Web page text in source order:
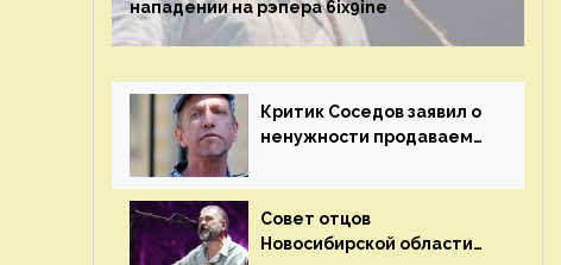
нападении на рэпера 6ix9ine
Критик Соседов заявил о
ненужности продаваемых
песен
Совет отцов
Новосибирской области